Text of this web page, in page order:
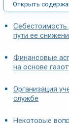
Открыть
Cебестоимость
пути ее
Финансовые
на основе
Организация
службе
Некоторые